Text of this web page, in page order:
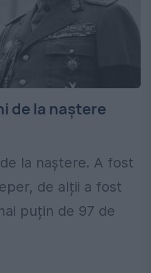
de la naștere
la naștere. A fost
de alții a fost
puțin de 97 de